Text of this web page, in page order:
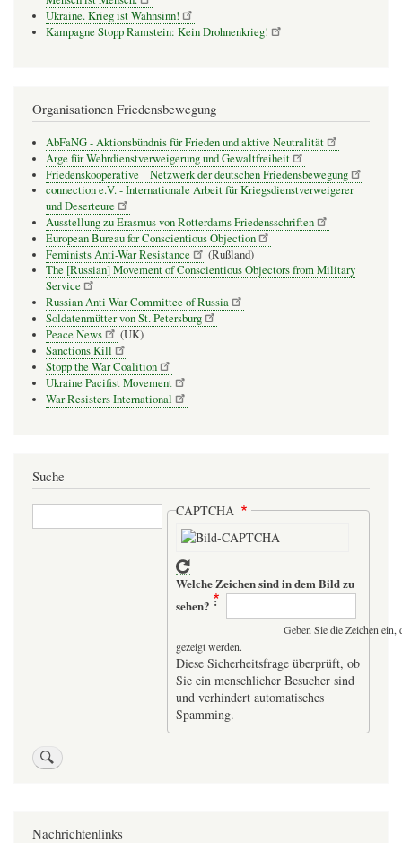
Ukraine. Krieg ist Wahnsinn!
Kampagne Stopp Ramstein: Kein Drohnenkrieg!
Organisationen Friedensbewegung
AbFaNG - Aktionsbündnis für Frieden und aktive Neutralität
Arge für Wehrdienstverweigerung und Gewaltfreiheit
Friedenskooperative _ Netzwerk der deutschen Friedensbewegung
connection e.V. - Inter­na­tio­nale Arbeit für Kriegs­dienst­ver­wei­gerer
und Deser­teure
Ausstellung zu Erasmus von Rotterdams Friedensschriften
European Bureau for Conscientious Objection
Feminists Anti-War Resistance
(Rußland)
The [Russian] Movement of Conscientious Objectors from Military
Service
Russian Anti War Committee of Russia
Soldatenmütter von St. Petersburg
Peace News
(UK)
Sanctions Kill
Stopp the War Coalition
Ukraine Pacifist Movement
War Resisters International
Suche
Suche CAPTCHA
Welche Zeichen sind in dem Bild zu
sehen?
Geben Sie die Zeichen
gezeigt werden.
Diese Sicherheitsfrage überprüft, ob
Sie ein menschlicher Besucher sind
und verhindert automatisches
Spamming.
Nachrichtenlinks